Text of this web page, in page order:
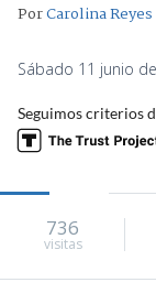
PorCarolina Reyes
Sábado 11 junio
Seguimos criterios
736
visitas